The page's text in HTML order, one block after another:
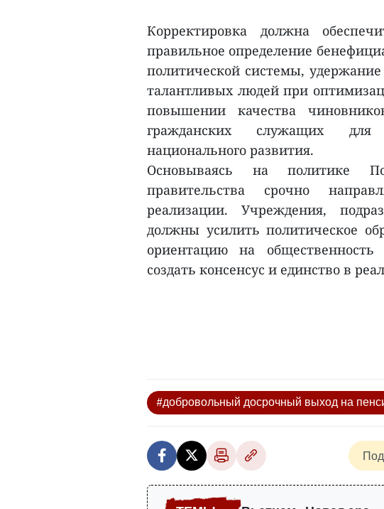
Корректировка должна
правильное определение
политической системы,
талантливых людей при
повышении качества
гражданских служащих для
национального развития.
Основываясь на политике
правительства срочно
реализации. Учреждения,
должны усилить политическое
ориентацию на
создать консенсус и единство в
#добровольный досрочный выход на